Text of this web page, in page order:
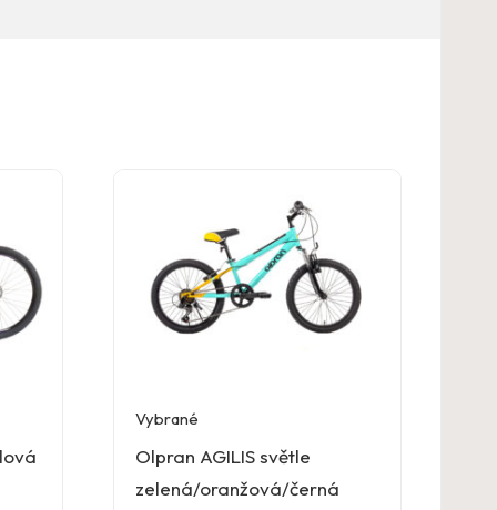
Vybrané
Olpran AGILIS světle
zelená/oranžová/černá